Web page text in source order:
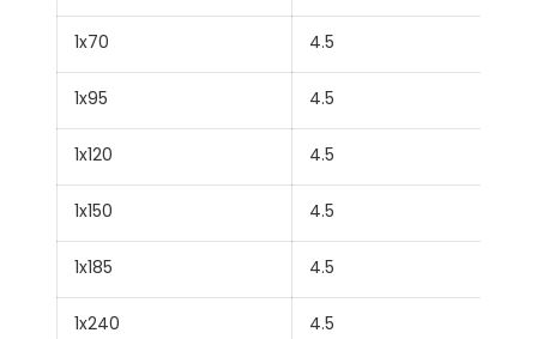
1x70 4.5
1x95 4.5
1x120 4.5
1x150 4.5
1x185 4.5
1x240 4.5